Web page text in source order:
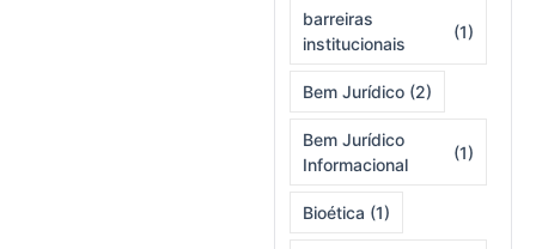
barreiras
institucionais
(1)
Bem Jurídico (2)
Bem Jurídico
Informacional
(1)
Bioética (1)